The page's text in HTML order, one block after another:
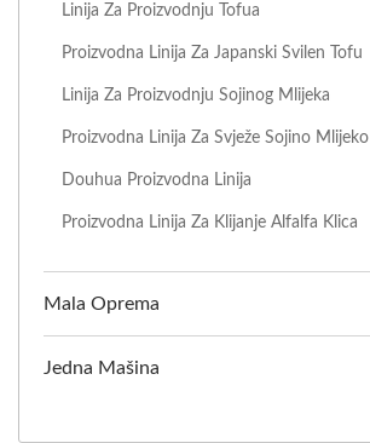
Linija Za Proizvodnju Tofua
Proizvodna Linija Za Japanski Svilen Tofu
Linija Za Proizvodnju Sojinog Mlijeka
Proizvodna Linija Za Svježe Sojino Mlijeko
Douhua Proizvodna Linija
Proizvodna Linija Za Klijanje Alfalfa Klica
Mala Oprema
Jedna Mašina